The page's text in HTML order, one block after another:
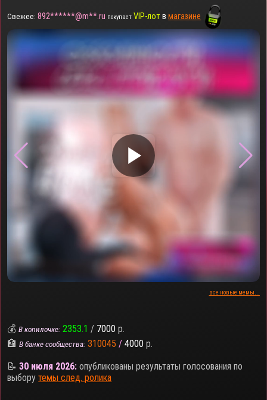
Свежее: 892******@m**.ru покупает VIP-лотвмагазине
▶
все новые мемы...
💰В копилочке: 2353.1 / 7000 р.
🏦В банке сообщества: 310045 / 4000 р.
📝30 июля 2026: опубликованы результаты голосования по
выборутемы след. ролика